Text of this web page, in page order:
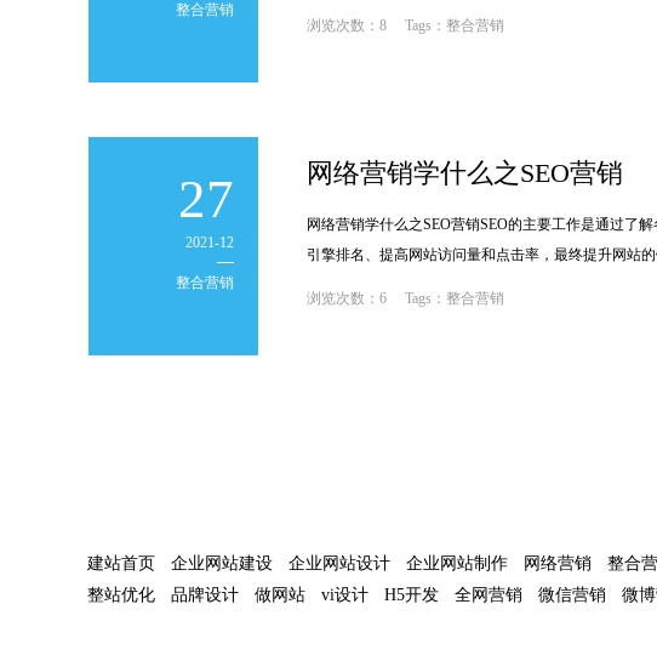
整合营销
浏览次数：8 Tags：整合营销
27
2021-12
整合营销
网络营销学什么之SEO营销
网络营销学什么之SEO营销SEO的主要工作是通过了
引擎排名、提高网站访问量和点击率，最终提升网站
浏览次数：6 Tags：整合营销
建站首页 企业网站建设 企业网站设计 企业网站制作 网络营销 整合
整站优化
品牌设计 做网站 vi设计 H5开发 全网营销 微信营销 微